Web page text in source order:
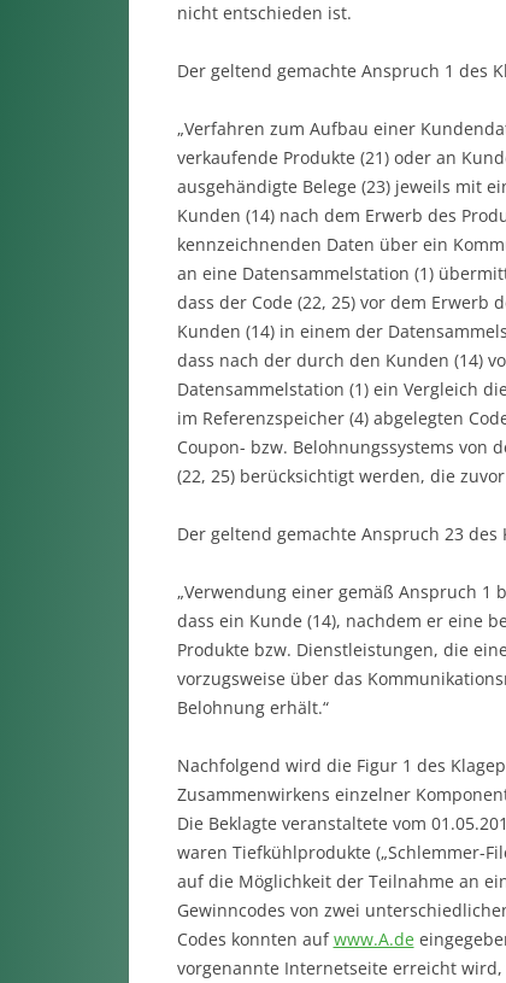
nicht entschieden ist.
Der geltend gemachte Anspruch 1 des
„Verfahren zum Aufbau einer
verkaufende Produkte (21) oder an
ausgehändigte Belege (23) jeweils mit
Kunden (14) nach dem Erwerb des
kennzeichnenden Daten über ein
an eine Datensammelstation (1)
dass der Code (22, 25) vor dem Erwerb
Kunden (14) in einem der
dass nach der durch den Kunden (14)
Datensammelstation (1) ein Vergleich
im Referenzspeicher (4) abgelegten
Coupon- bzw. Belohnungssystems von
(22, 25) berücksichtigt werden, die
Der geltend gemachte Anspruch 23 des
„Verwendung einer gemäß Anspruch 1
dass ein Kunde (14), nachdem er eine
Produkte bzw. Dienstleistungen, die
vorzugsweise über das
Belohnung erhält.“
Nachfolgend wird die Figur 1 des
Zusammenwirkens einzelner
Die Beklagte veranstaltete vom
waren Tiefkühlprodukte („Schlemmer-
auf die Möglichkeit der Teilnahme an
Gewinncodes von zwei
Codes konnten aufwww.A.de
vorgenannte Internetseite erreicht wird,